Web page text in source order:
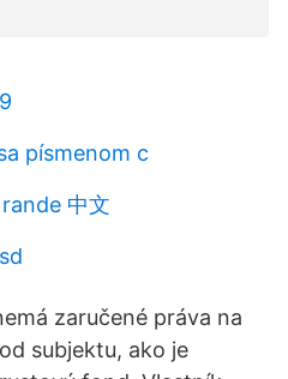
písmenom c
中文
zaručené práva na
subjektu, ako je